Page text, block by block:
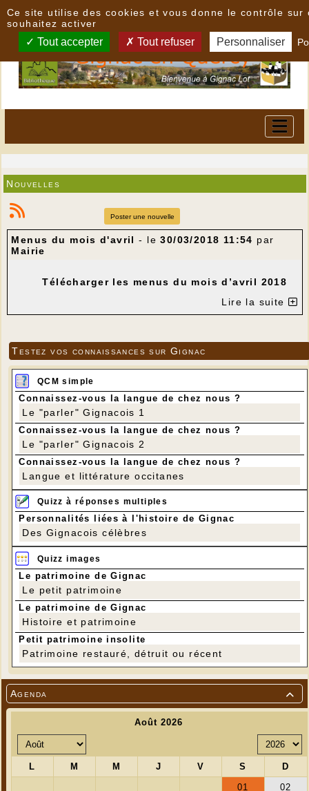

Agenda
Nouvelles
Poster une nouvelle
Menus du mois d'avril - le30/03/2018 11:54 par
Mairie
Télécharger les menus du mois d’avril 2018
Lire la suite
Testez vos connaissances sur Gignac
QCM simple
Connaissez-vous la langue de chez nous ?
Le "parler" Gignacois 1
Connaissez-vous la langue de chez nous ?
Le "parler" Gignacois 2
Connaissez-vous la langue de chez nous ?
Langue et littérature occitanes
Quizz à réponses multiples
Personnalités liées à l'histoire de Gignac
Des Gignacois célèbres
Quizz images
Le patrimoine de Gignac
Le petit patrimoine
Le patrimoine de Gignac
Histoire et patrimoine
Petit patrimoine insolite
Patrimoine restauré, détruit ou récent
Ce site utilise des cookies et vous donne le contrôle sur
souhaitez activer
Tout accepter Tout refuser Personnaliser